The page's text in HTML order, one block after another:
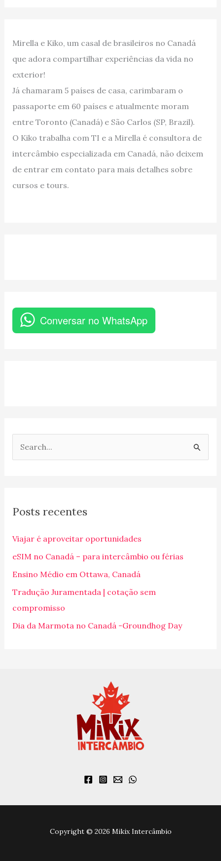
Mirella e Kiko, um casal de brasileiros no Canadá
que adora compartilhar experiências da vida no
exterior!
Já chamaram 5 países de casa, carimbaram o
passaporte em 60 países e atualmente moram
entre Toronto (Canadá) e São Carlos (SP, Brazil).
O Kiko trabalha com TI e a Mirella é consultora de
intercâmbio especializada em Canadá, não deixem
de entrar em contato para mais detalhes sobre
cursos e tours.
Conversar no WhatsApp
u
s
a
r
p
o
r
Posts recentes
Viajar é aproveitar oportunidades
eSIM no Canadá – para intercâmbio ou férias
Ensino Médio em Ottawa, Canadá
Tradução Juramentada | cotação sem
compromisso
Dia da Marmota no Canadá -Groundhog Day
Copyright © 2026 Mikix Intercâmbio